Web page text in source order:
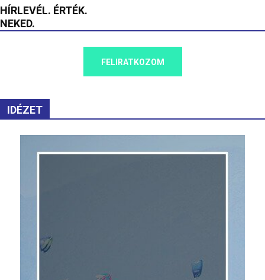
HÍRLEVÉL. ÉRTÉK.
NEKED.
FELIRATKOZOM
IDÉZET